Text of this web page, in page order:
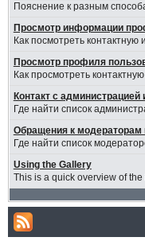
Пояснение к разным
Просмотр информации
Как посмотреть
Просмотр профиля
Как просмотреть
Контакт с
Где найти список
Обращения к
Где найти список
Using the Gallery
This is a quick overview of